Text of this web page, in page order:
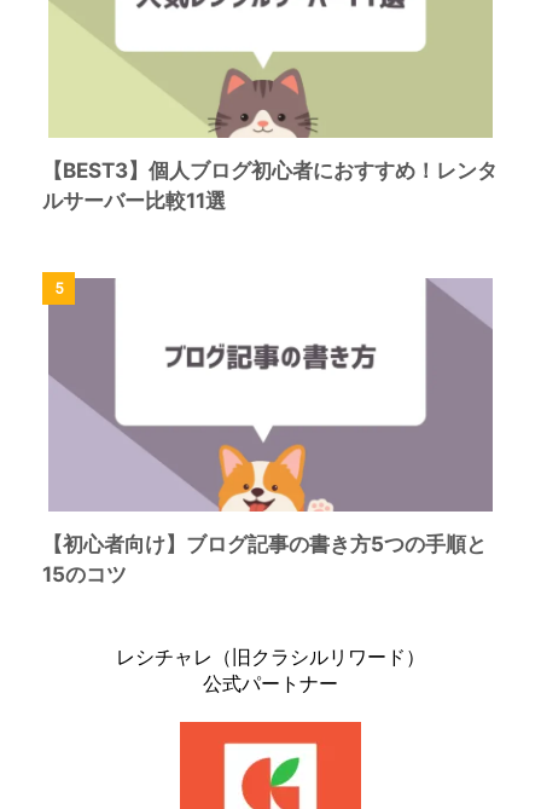
【BEST3】個人ブログ初心者におすすめ！レンタ
ルサーバー比較11選
5
【初心者向け】ブログ記事の書き方5つの手順と
15のコツ
レシチャレ（旧クラシルリワード）
公式パートナー